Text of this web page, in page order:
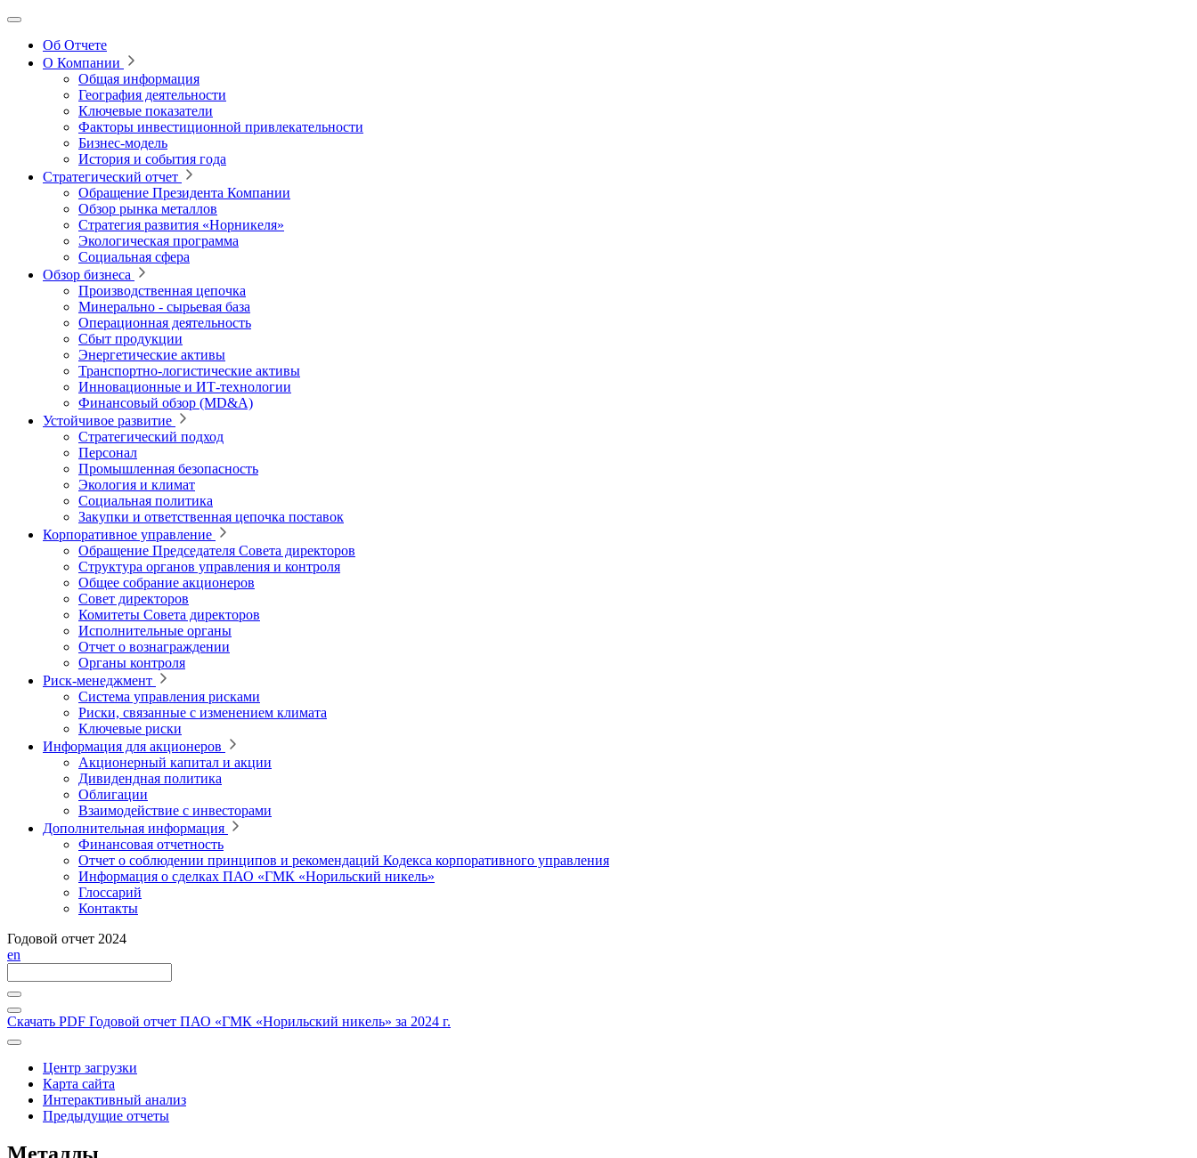
Об Отчете
О Компании
Общая информация
География деятельности
Ключевые показатели
Факторы инвестиционной привлекательности
Бизнес-модель
История и события года
Стратегический отчет
Обращение Президента Компании
Обзор рынка металлов
Стратегия развития «Норникеля»
Экологическая программа
Социальная сфера
Обзор бизнеса
Производственная цепочка
Минерально ‑ сырьевая база
Операционная деятельность
Сбыт продукции
Энергетические активы
Транспортно-логистические активы
Инновационные и ИТ‑технологии
Финансовый обзор (MD&A)
Устойчивое развитие
Стратегический подход
Персонал
Промышленная безопасность
Экология и климат
Социальная политика
Закупки и ответственная цепочка поставок
Корпоративное управление
Обращение Председателя Совета директоров
Структура органов управления и контроля
Общее собрание акционеров
Совет директоров
Комитеты Совета директоров
Исполнительные органы
Отчет о вознаграждении
Органы контроля
Риск-менеджмент
Система управления рисками
Риски, связанные с изменением климата
Ключевые риски
Информация для акционеров
Акционерный капитал и акции
Дивидендная политика
Облигации
Взаимодействие с инвесторами
Дополнительная информация
Финансовая отчетность
Отчет о соблюдении принципов и рекомендаций Кодекса корпоративного управления
Информация о сделках ПАО «ГМК «Норильский никель»
Глоссарий
Контакты
Годовой отчет 2024
en
Скачать PDF Годовой отчет ПАО «ГМК «Норильский никель» за 2024 г.
Центр загрузки
Карта сайта
Интерактивный анализ
Предыдущие отчеты